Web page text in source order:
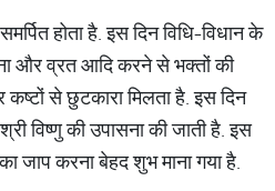
होता है. इस दिन विधि-विधान के
और व्रत आदि करने से भक्तों की
कष्टों से छुटकारा मिलता है. इस दिन
विष्णु की उपासना की जाती है. इस
जाप करना बेहद शुभ माना गया है.